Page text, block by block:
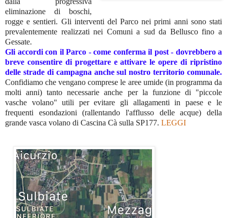
eliminazione di boschi,
rogge e sentieri. Gli interventi del Parco nei primi anni sono stati
prevalentemente realizzati nei Comuni a sud da Bellusco fino a
Gessate.
Gli accordi con il Parco - come conferma il post - dovrebbero a
breve consentire di progettare e attivare le opere di ripristino
delle strade di campagna anche sul nostro territorio comunale.
Confidiamo che vengano comprese le aree umide (in programma da
molti anni) tanto necessarie anche per la funzione di "piccole
vasche volano" utili per evitare gli allagamenti in paese e le
frequenti esondazioni (rallentando l'afflusso delle acque) della
grande vasca volano di Cascina Cà sulla SP177. LEGGI